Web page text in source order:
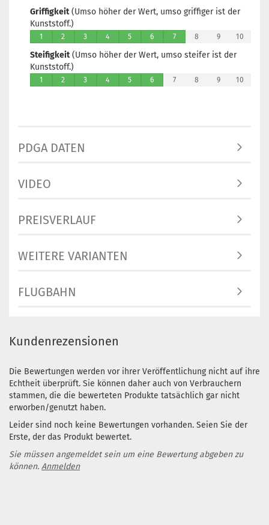
Griffigkeit(Umso höher der Wert, umso griffiger ist der
Kunststoff.)
1 2 3 4 5 6 7 8 9 10
Steifigkeit(Umso höher der Wert, umso steifer ist der
Kunststoff.)
1 2 3 4 5 6 7 8 9 10
PDGA DATEN
VIDEO
PREISVERLAUF
WEITERE VARIANTEN
FLUGBAHN
Kundenrezensionen
Die Bewertungen werden vor ihrer Veröffentlichung nicht auf ihre
Echtheit überprüft. Sie können daher auch von Verbrauchern
stammen, die die bewerteten Produkte tatsächlich gar nicht
erworben/genutzt haben.
Leider sind noch keine Bewertungen vorhanden. Seien Sie der
Erste, der das Produkt bewertet.
Sie müssen angemeldet sein um eine Bewertung abgeben zu
können. Anmelden